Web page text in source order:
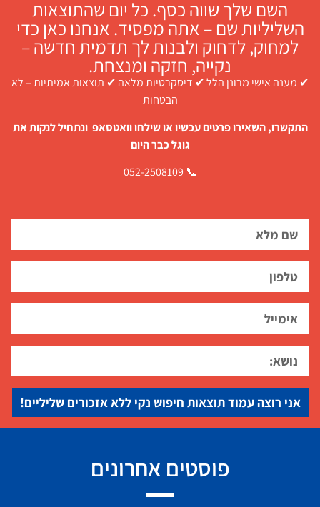
השם שלך שווה כסף. כל יום שהתוצאות
השליליות שם – אתה מפסיד. אנחנו כאן כדי
למחוק, לדחוק ולבנות לך תדמית חדשה –
נקייה, חזקה ומנצחת.
✔ מענה אישי מרונן הלל ✔ דיסקרטיות מלאה ✔ תוצאות אמיתיות – לא
הבטחות
התקשרו, השאירו פרטים עכשיו או שילחו וואטסאפ ונתחיל לנקות את
גוגל כבר היום
📞 052-2508109
אני רוצה עמוד תוצאות חיפוש נקי ללא אזכורים שליליים!
פוסטים אחרונים